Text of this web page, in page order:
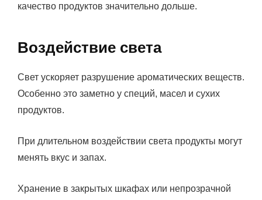
качество продуктов значительно дольше.
Воздействие света
Свет ускоряет разрушение ароматических веществ.
Особенно это заметно у специй, масел и сухих
продуктов.
При длительном воздействии света продукты могут
менять вкус и запах.
Хранение в закрытых шкафах или непрозрачной